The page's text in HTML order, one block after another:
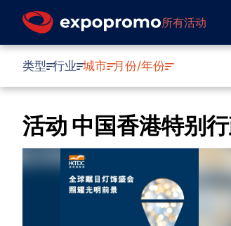
所有活动
类型 行业 城市 月份/年份
活动 中国香港特别